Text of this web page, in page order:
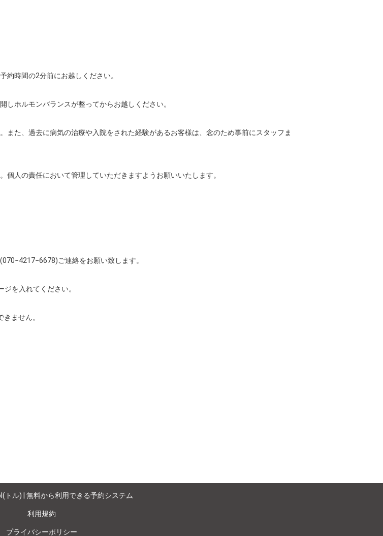
約時間の2分前にお越しください。
しホルモンバランスが整ってからお越しください。
また、過去に病気の治療や入院をされた経験があるお客様は、念のため事前にスタッフま
個人の責任において管理していただきますようお願いいたします。
ご連絡をお願い致します。
を入れてください。
ません。
トル) | 無料から利用できる予約システム
利用規約
プライバシーポリシー